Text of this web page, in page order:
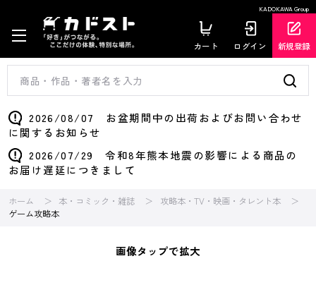
KADOKAWA Group
カート ログイン 新規登録
2026/08/07 お盆期間中の出荷およびお問い合わせ
に関するお知らせ
2026/07/29 令和8年熊本地震の影響による商品の
お届け遅延につきまして
ホーム 本・コミック・雑誌
攻略本・TV・映画・タレント本
ゲーム攻略本
画像タップで拡大